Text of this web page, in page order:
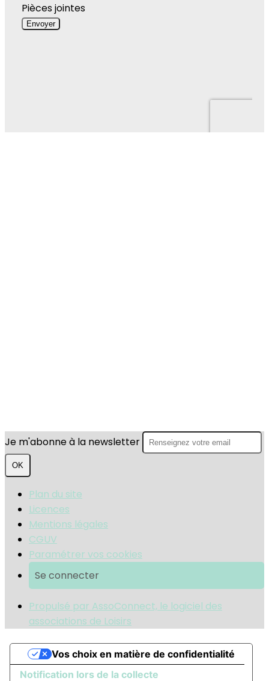
Je m'abonne à la newsletter
OK
Plan du site
Licences
Mentions légales
CGUV
Paramétrer vos cookies
Se connecter
Propulsé par AssoConnect, le logiciel des
associations de Loisirs
Notification lors de la collecte
Vos choix en matière de confidentialité